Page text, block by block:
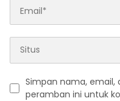
Simpan nama, email,
peramban ini untuk